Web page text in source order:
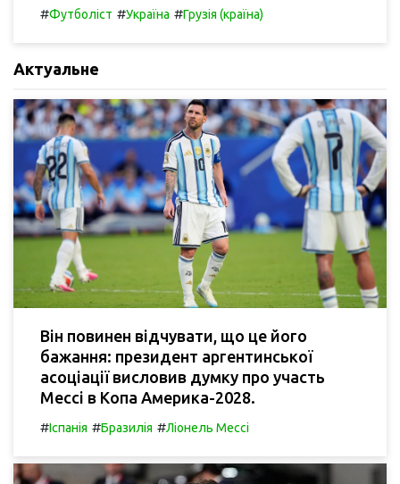
#Футболіст #Україна #Грузія (країна)
Актуальне
Він повинен відчувати, що це його
бажання: президент аргентинської
асоціації висловив думку про участь
Мессі в Копа Америка-2028.
#Іспанія #Бразилія #Ліонель Мессі